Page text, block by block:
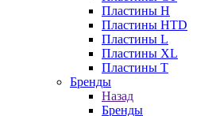
Пластины H
Пластины HTD
Пластины L
Пластины XL
Пластины T
Бренды
Назад
Бренды